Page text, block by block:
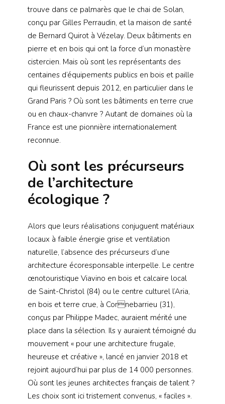
trouve dans ce palmarès que le chai de Solan,
conçu par Gilles Perraudin, et la maison de santé
de Bernard Quirot à Vézelay. Deux bâtiments en
pierre et en bois qui ont la force d’un monastère
cistercien. Mais où sont les représentants des
centaines d’équipements publics en bois et paille
qui fleurissent depuis 2012, en particulier dans le
Grand Paris ? Où sont les bâtiments en terre crue
ou en chaux-chanvre ? Autant de domaines où la
France est une pionnière internationalement
reconnue.
Où sont les précurseurs
de l’architecture
écologique ?
Alors que leurs réalisations conjuguent matériaux
locaux à faible énergie grise et ventilation
naturelle, l’absence des précurseurs d’une
architecture écoresponsable interpelle. Le centre
œnotouristique Viavino en bois et calcaire local
de Saint-Christol (84) ou le centre culturel l’Aria,
en bois et terre crue, à Cornebarrieu (31),
conçus par Philippe Madec, auraient mérité une
place dans la sélection. Ils y auraient témoigné du
mouvement « pour une architecture frugale,
heureuse et créative », lancé en janvier 2018 et
rejoint aujourd’hui par plus de 14 000 personnes.
Où sont les jeunes architectes français de talent ?
Les choix sont ici tristement convenus, « faciles ».